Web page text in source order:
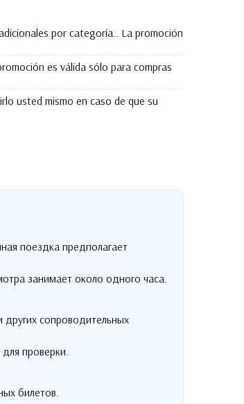
por categoría.. La promoción
es válida sólo para compras
usted mismo en caso de que su
поездка предполагает
занимает около одного часа
сопроводительных
проверки
билетов